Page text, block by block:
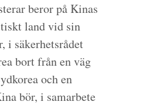
beror på Kinas
land vid sin
i säkerhetsrådet
bort från en väg
och en
bör, i samarbete